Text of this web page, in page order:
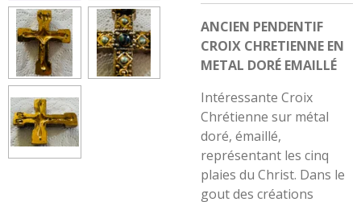
ANCIEN PENDENTIF
CROIX CHRETIENNE EN
METAL DORÉ EMAILLÉ
Intéressante Croix
Chrétienne sur métal
doré, émaillé,
représentant les cinq
plaies du Christ. Dans le
gout des créations